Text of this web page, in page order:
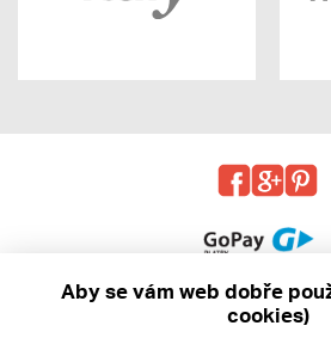
Aby se vám web dobře
cookies)